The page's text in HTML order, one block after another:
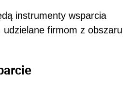
instrumenty wsparcia
udzielane firmom z obszaru